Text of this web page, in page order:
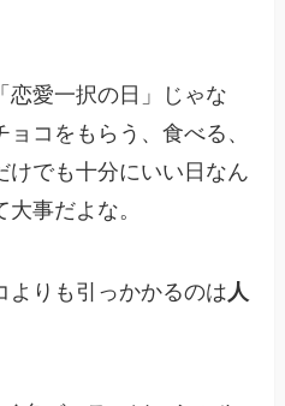
恋愛一択の日」じゃな
コをもらう、食べる、
けでも十分にいい日なん
事だよな。
よりも引っかかるのは 人